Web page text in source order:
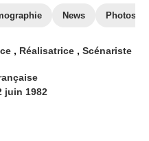
News Photos
, Réalisatrice ,Scénariste
juin 1982